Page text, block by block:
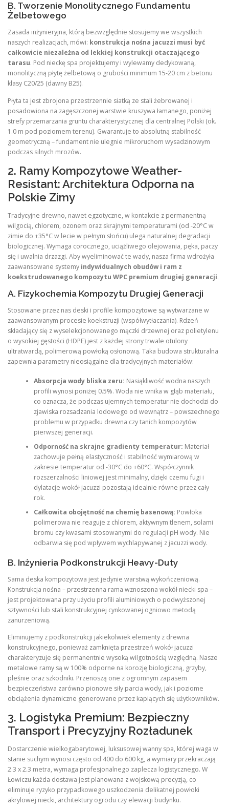
B. Tworzenie Monolitycznego Fundamentu
Żelbetowego
Zasada inżynieryjna, którą bezwzględnie stosujemy we wszystkich
naszych realizacjach, mówi: konstrukcja nośna jacuzzi musi być
całkowicie niezależna od lekkiej konstrukcji otaczającego
tarasu. Pod nieckę spa projektujemy i wylewamy dedykowaną,
monolityczną płytę żelbetową o grubości minimum 15-20 cm z betonu
klasy C20/25 (dawny B25).
Płyta ta jest zbrojona przestrzennie siatką ze stali żebrowanej i
posadowiona na zagęszczonej warstwie kruszywa łamanego, poniżej
strefy przemarzania gruntu charakterystycznej dla centralnej Polski (ok.
1.0 m pod poziomem terenu). Gwarantuje to absolutną stabilność
geometryczną – fundament nie ulegnie mikroruchom wysadzinowym
podczas silnych mrozów.
2. Ramy Kompozytowe Weather-
Resistant: Architektura Odporna na
Polskie Zimy
Tradycyjne drewno, nawet egzotyczne, w kontakcie z permanentną
wilgocią, chlorem, ozonem oraz skrajnymi temperaturami (od -20°C w
zimie do +35°C w lecie w pełnym słońcu) ulega naturalnej degradacji
biologicznej. Wymaga corocznego, uciążliwego olejowania, pęka, paczy
się i uwalnia drzazgi. Aby wyeliminować te wady, nasza firma wdrożyła
zaawansowane systemy indywidualnych obudów i ram z
koekstrudowanego kompozytu WPC premium drugiej generacji.
A. Fizykochemia Kompozytu Drugiej Generacji
Stosowane przez nas deski i profile kompozytowe są wytwarzane w
zaawansowanym procesie koekstruzji (współwytłaczania). Rdzeń
składający się z wyselekcjonowanego mączki drzewnej oraz polietylenu
o wysokiej gęstości (HDPE) jest z każdej strony trwale otulony
ultratwardą, polimerową powłoką osłonową. Taka budowa strukturalna
zapewnia parametry nieosiągalne dla tradycyjnych materiałów:
Absorpcja wody bliska zeru: Nasiąkliwość wodna naszych
profili wynosi poniżej 0.5%. Woda nie wnika w głąb materiału,
co oznacza, że podczas ujemnych temperatur nie dochodzi do
zjawiska rozsadzania lodowego od wewnątrz – powszechnego
problemu w przypadku drewna czy tanich kompozytów
pierwszej generacji.
Odporność na skrajne gradienty temperatur: Materiał
zachowuje pełną elastyczność i stabilność wymiarową w
zakresie temperatur od -30°C do +60°C. Współczynnik
rozszerzalności liniowej jest minimalny, dzięki czemu fugi i
dylatacje wokół jacuzzi pozostają idealnie równe przez cały
rok.
Całkowita obojętność na chemię basenową: Powłoka
polimerowa nie reaguje z chlorem, aktywnym tlenem, solami
bromu czy kwasami stosowanymi do regulacji pH wody. Nie
odbarwia się pod wpływem wychlapywanej z jacuzzi wody.
B. Inżynieria Podkonstrukcji Heavy-Duty
Sama deska kompozytowa jest jedynie warstwą wykończeniową.
Konstrukcja nośna – przestrzenna rama wznoszona wokół niecki spa –
jest projektowana przy użyciu profili aluminiowych o podwyższonej
sztywności lub stali konstrukcyjnej cynkowanej ogniowo metodą
zanurzeniową.
Eliminujemy z podkonstrukcji jakiekolwiek elementy z drewna
konstrukcyjnego, ponieważ zamknięta przestrzeń wokół jacuzzi
charakteryzuje się permanentnie wysoką wilgotnością względną. Nasze
metalowe ramy są w 100% odporne na korozję biologiczną, grzyby,
pleśnie oraz szkodniki. Przenoszą one z ogromnym zapasem
bezpieczeństwa zarówno pionowe siły parcia wody, jak i poziome
obciążenia dynamiczne generowane przez kapiących się użytkowników.
3. Logistyka Premium: Bezpieczny
Transport i Precyzyjny Rozładunek
Dostarczenie wielkogabarytowej, luksusowej wanny spa, której waga w
stanie suchym wynosi często od 400 do 600 kg, a wymiary przekraczają
2.3 x 2.3 metra, wymaga profesjonalnego zaplecza logistycznego. W
Łowiczu każda dostawa jest planowana z wojskową precyzją, co
eliminuje ryzyko przypadkowego uszkodzenia delikatnej powłoki
akrylowej niecki, architektury ogrodu czy elewacji budynku.